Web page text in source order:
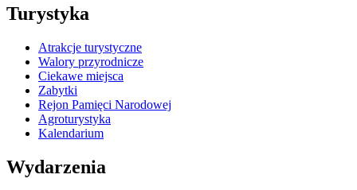
Turystyka
Atrakcje turystyczne
Walory przyrodnicze
Ciekawe miejsca
Zabytki
Rejon Pamięci Narodowej
Agroturystyka
Kalendarium
Wydarzenia